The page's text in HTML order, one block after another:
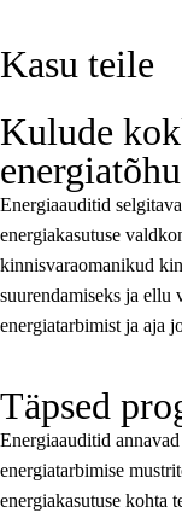
Kasu teile
Kulude
Energiaauditid
energiakasutuse
kinnisvaraomanikud
suurendamiseks ja ellu
energiatarbimist ja aja
Täpsed
Energiaauditid
energiatarbimise
energiakasutuse kohta